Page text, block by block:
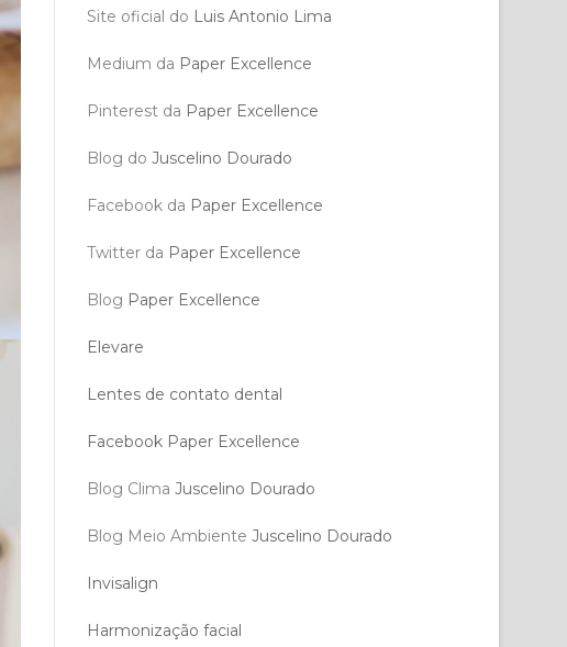
Site oficial do Luis Antonio Lima
Medium da Paper Excellence
Pinterest da Paper Excellence
Blog do Juscelino Dourado
Facebook da Paper Excellence
Twitter da Paper Excellence
Blog Paper Excellence
Elevare
Lentes de contato dental
Facebook Paper Excellence
Blog Clima Juscelino Dourado
Blog Meio Ambiente Juscelino Dourado
Invisalign
Harmonização facial